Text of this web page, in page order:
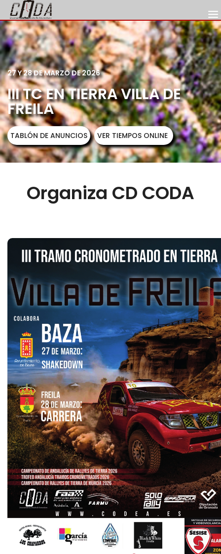
27 Y 28 DE MARZO DE 2026
III TC EN TIERRA VILLA DE
FREILA
TABLÓN DE ANUNCIOS VER TIEMPOS ONLINE
Organiza CD CODA